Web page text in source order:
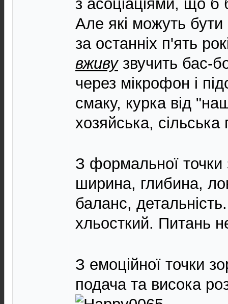
з асоціаціями, що б
Але які можуть бути
за останніх п'ять
вживузвучить бас-
через мікрофон і
смаку, курка від
хозяйська,
З формальної точки
ширина, глибина,
баланс,
хльосткий. Питань
З емоційної точки
подача та висока